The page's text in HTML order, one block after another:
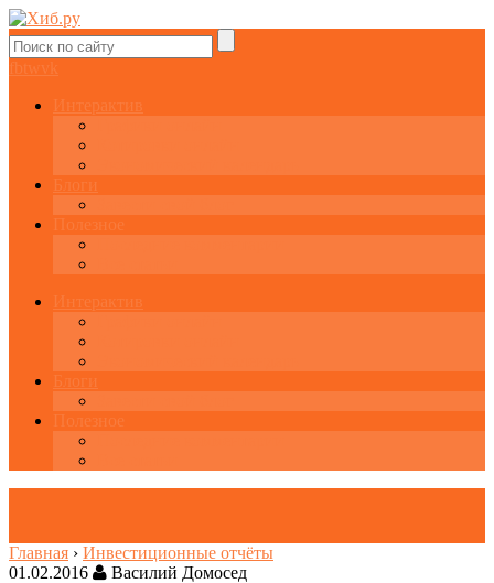
fbtw vk
Интерактив
Блоги
Полезное
Интерактив
Блоги
Полезное
Главная › Инвестиционные отчёты
01.02.2016
Василий Домосед